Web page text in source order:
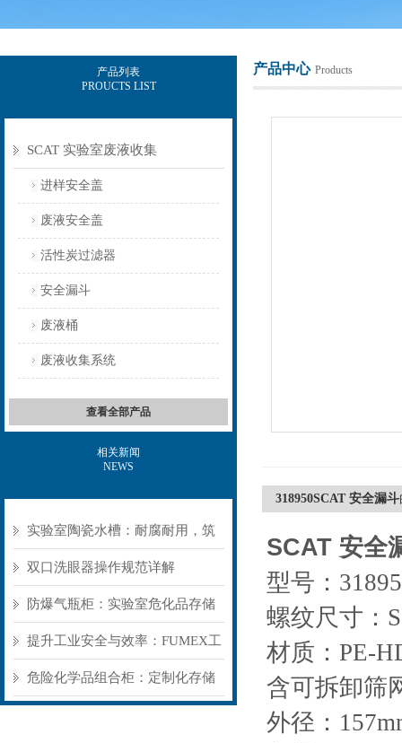
产品列表
PROUCTS LIST
SCAT 实验室废液收集
进样安全盖
废液安全盖
活性炭过滤器
安全漏斗
废液桶
废液收集系统
查看全部产品
相关新闻
NEWS
实验室陶瓷水槽：耐腐耐用，筑
牢实验室基础防护
双口洗眼器操作规范详解
防爆气瓶柜：实验室危化品存储
的“被动安全盾”
提升工业安全与效率：FUMEX工
业抽气罩如何优化工作环境
危险化学品组合柜：定制化存储
产品中心 Products
318950SCAT 安全漏斗
SCAT 安全
型号：
螺纹尺寸：
材质：PE-
含可拆卸筛
外径：